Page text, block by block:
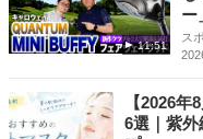
11:51
ー
ス
【2026
6選｜紫